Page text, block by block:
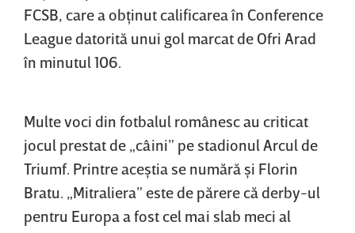
FCSB, care a obţinut calificarea în Conference
League datorită unui gol marcat de Ofri Arad
în minutul 106.
Multe voci din fotbalul românesc au criticat
jocul prestat de „câini” pe stadionul Arcul de
Triumf. Printre aceştia se numără şi Florin
Bratu. „Mitraliera” este de părere că derby-ul
pentru Europa a fost cel mai slab meci al